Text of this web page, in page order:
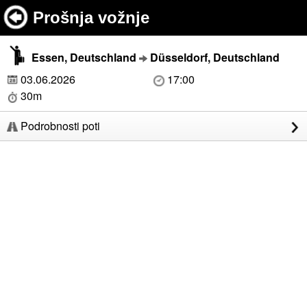
Prošnja vožnje
Essen, Deutschland
Düsseldorf, Deutschland
03.06.2026
17:00
30m
Podrobnosti poti